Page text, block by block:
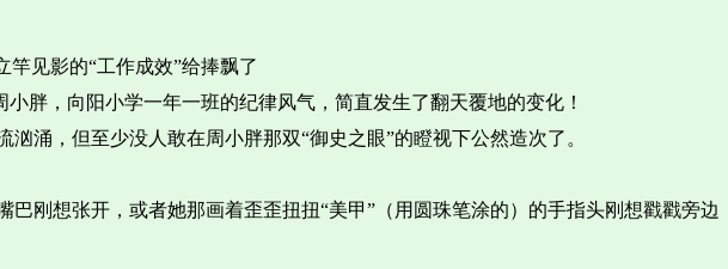
见影的“工作成效”给捧飘了
胖，向阳小学一年一班的纪律风气，简直发生了翻天覆地的变化！
涌，但至少没人敢在周小胖那双“御史之眼”的瞪视下公然造次了。
刚想张开，或者她那画着歪歪扭扭“美甲”（用圆珠笔涂的）的手指头刚想戳戳旁边